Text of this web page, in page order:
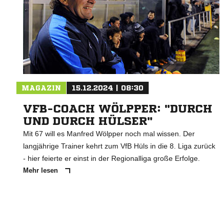
MAGAZIN 15.12.2024 | 08:30
VFB-COACH WÖLPPER: "DURCH
UND DURCH HÜLSER"
Mit 67 will es Manfred Wölpper noch mal wissen. Der
langjährige Trainer kehrt zum VfB Hüls in die 8. Liga zurück
- hier feierte er einst in der Regionalliga große Erfolge.
Mehr lesen